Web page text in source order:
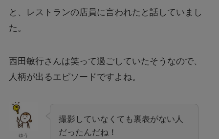
と、レストランの店員に言われたと話していまし
た。
西田敏行さんは笑って過ごしていたそうなので、
人柄が出るエピソードですよね。
ゆう
撮影していなくても裏表がない人
だったんだね！